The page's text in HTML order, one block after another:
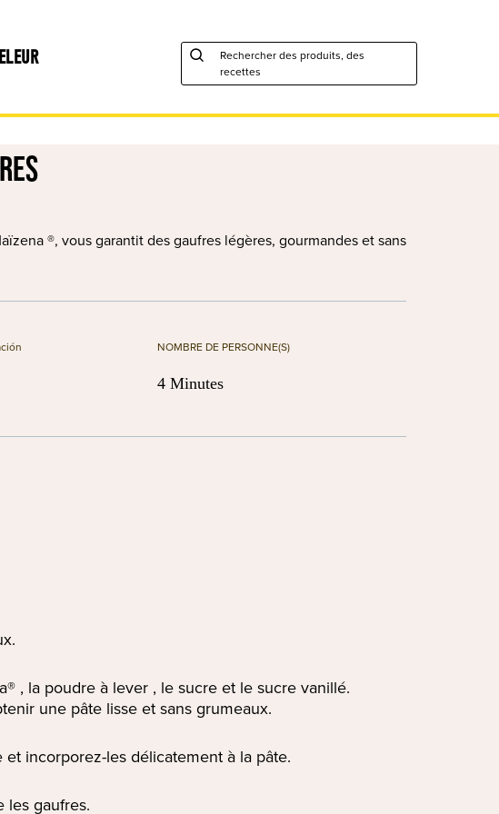
Rechercher des produits, des
recettes
®, vous garantit des gaufres légères, gourmandes et sans
NOMBRE DE PERSONNE(S)
4 Minutes
, la poudre à lever , le sucre et le sucre vanillé.
une pâte lisse et sans grumeaux.
incorporez-les délicatement à la pâte.
les gaufres.